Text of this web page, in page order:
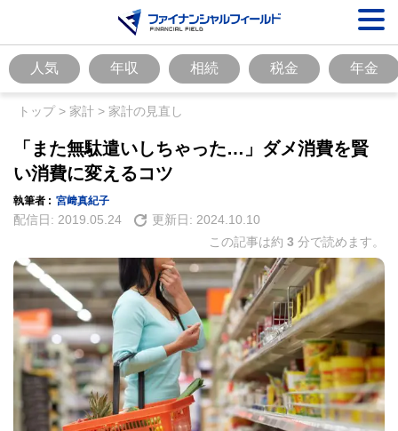
人気 年収 相続 税金 年金
トップ> 家計 > 家計の見直し
「また無駄遣いしちゃった…」ダメ消費を賢
い消費に変えるコツ
執筆者 : 宮﨑真紀子
配信日: 2019.05.24 更新日: 2024.10.10
この記事は約 3 分で読めます。